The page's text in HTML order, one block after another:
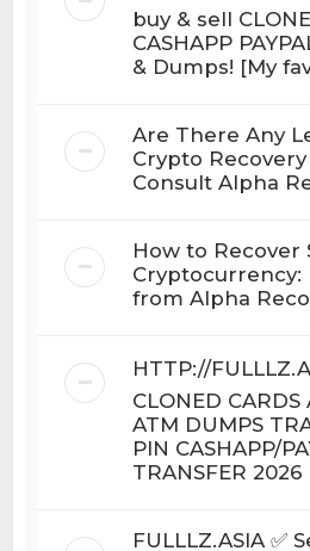
buy & sell
CASHAPP
& Dumps! [My
Are There Any
Crypto Recovery
Consult Alpha
How to Recover
Cryptocurrency:
from Alpha
HTTP://
CLONED
ATM DUMPS
PIN CASHAPP/
TRANSFER 2026
FULLLZ.ASIA ✅